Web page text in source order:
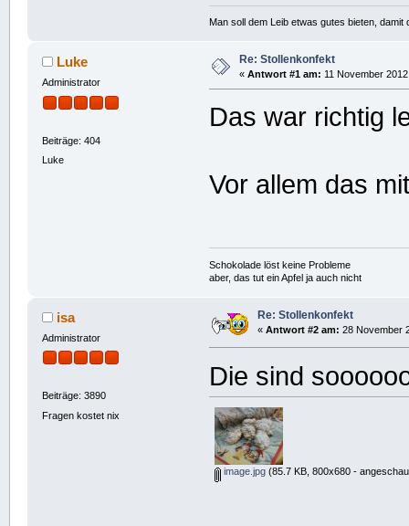
Man soll dem Leib etwas gutes bieten,
Luke
Administrator
Beiträge: 404
Luke
Re: Stollenkonfekt
« Antwort #1 am: 11 November
Das war richtig
Vor allem das
Schokolade löst keine Probleme
aber, das tut ein Apfel ja auch nicht
isa
Administrator
Beiträge: 3890
Fragen kostet nix
Re: Stollenkonfekt
« Antwort #2 am: 28 November
Die sind
image.jpg(85.7 KB, 800x680 -